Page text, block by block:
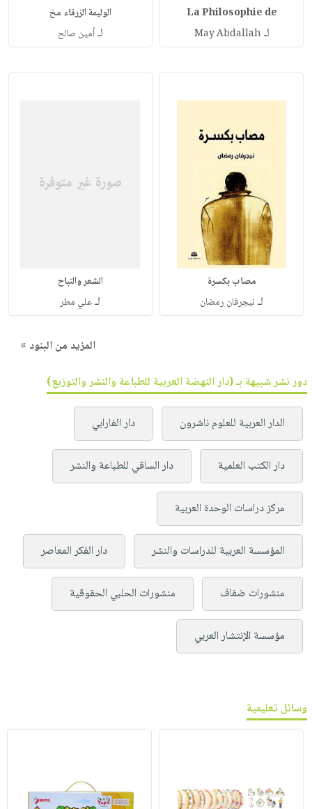
La Philosophie de
لـMay Abdallah
الوليمة الزرقاء مخ
لـأمين صالح
مصاب بكسرة
لـ نيجرفان رمضان
الشعر والنباح
لـعلي مطر
المزيد من البنود »
دور نشر شبيهة بـ (دار النهضة العربية للطباعة والنشر والتوزيع)
الدار العربية للعلوم ناشرون دار الفارابي
دار الكتب العلمية دار الساقي للطباعة والنشر
مركز دراسات الوحدة العربية
المؤسسة العربية للدراسات والنشر دار الفكر المعاصر
منشورات ضفاف منشورات الحلبي الحقوقية
مؤسسة الإنتشار العربي
وسائل تعليمية